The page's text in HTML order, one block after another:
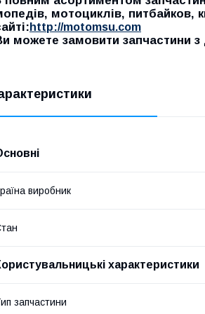
мотоциклів,
http://motomsu.com
можете замовити запчастини з
виробник
характеристики
запчастини